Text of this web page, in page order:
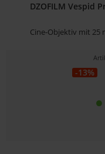
DZOFILM Vespid
Cine-Objektiv mit 25
-13%